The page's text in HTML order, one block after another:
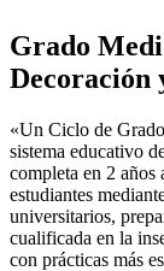
Grado
Decoración
«Un Ciclo de
sistema educativo
completa en 2 años
estudiantes
universitarios,
cualificada en la
con prácticas más